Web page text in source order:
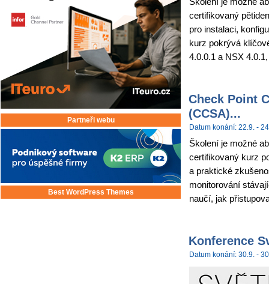
Partneři webu
Best WordPress Themes
certifikovaný
pro instalaci,
kurz pokrývá
4.0.0.1 a NSX
Check Point
(CCSA)...
Datum konání: 22.9. -
Školení je možné
certifikovaný kurz
a praktické
monitorování
naučí, jak
Konference
Datum konání: 30.9. -